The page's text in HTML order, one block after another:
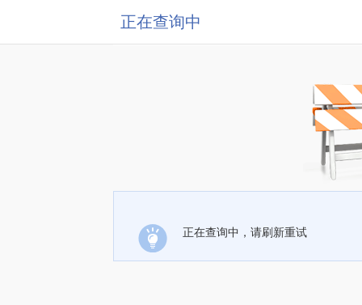
正在查询中
正在查询中，请刷新重试